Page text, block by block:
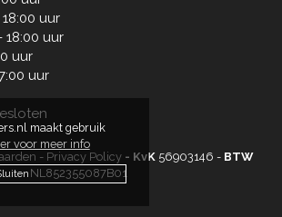
maakt gebruik
voor meer info
uur
18:00 uur
uur
uur
- Privacy Policy- KvK56903146 - BTW
NL852355087B01